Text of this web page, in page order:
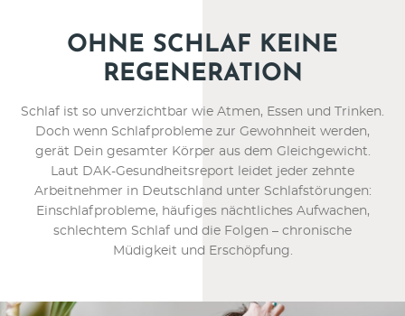
Erkrankung Magen-Darm-
SCHLAFLOSIGKEIT
OHNE SCHLAF KEINE
REGENERATION
Schlaf ist so unverzichtbar wie Atmen, Essen und Trinken.
Doch wenn Schlafprobleme zur Gewohnheit werden,
gerät Dein gesamter Körper aus dem Gleichgewicht.
Laut DAK-Gesundheitsreport leidet jeder zehnte
Arbeitnehmer in Deutschland unter Schlafstörungen:
Einschlafprobleme, häufiges nächtliches Aufwachen,
schlechtem Schlaf und die Folgen – chronische
Müdigkeit und Erschöpfung.